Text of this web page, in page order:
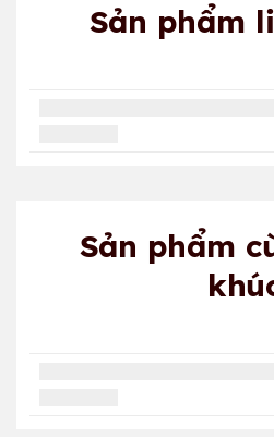
Sản phẩm
Sản phẩm